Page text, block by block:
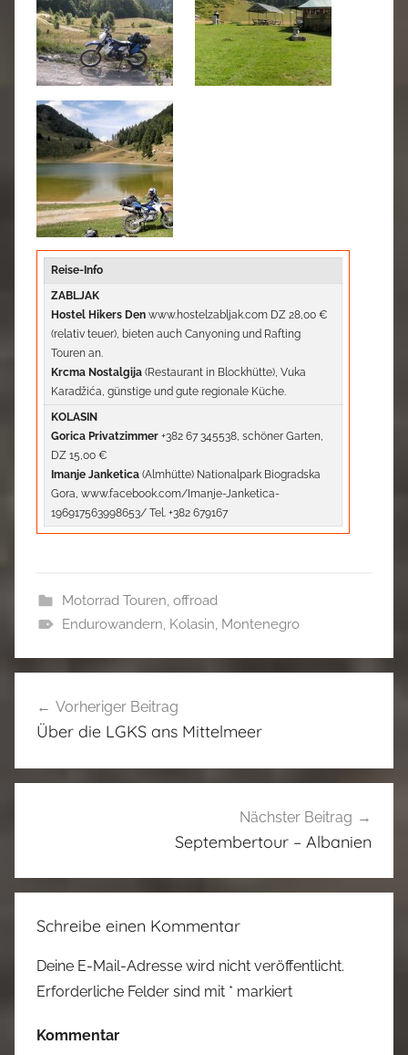
Reise-Info
ZABLJAK
Hostel Hikers Den www.hostelzabljak.com DZ 28,00 €
(relativ teuer), bieten auch Canyoning und Rafting
Touren an.
Krcma Nostalgija (Restaurant in Blockhütte), Vuka
Karadžića, günstige und gute regionale Küche.
KOLASIN
Gorica Privatzimmer +382 67 345538, schöner Garten,
DZ 15,00 €
Imanje Janketica (Almhütte) Nationalpark Biogradska
Gora, www.facebook.com/Imanje-Janketica-
196917563998653/ Tel. +382 679167
Motorrad Touren, offroad
Endurowandern, Kolasin, Montenegro
Vorheriger Beitrag
Über die LGKS ans Mittelmeer
Nächster Beitrag
Septembertour – Albanien
Schreibe einen Kommentar
Deine E-Mail-Adresse wird nicht veröffentlicht.
Erforderliche Felder sind mit * markiert
Kommentar